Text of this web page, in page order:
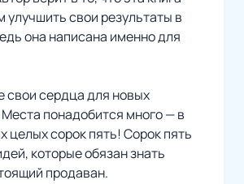
улучшить свои результаты в
она написана именно для
свои сердца для новых
Места понадобится много — в
целых сорок пять! Сорок пять
которые обязан знать
продаван.